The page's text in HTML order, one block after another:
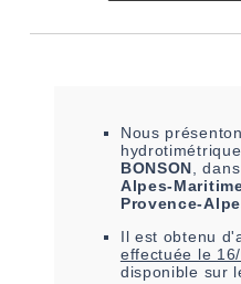
Nous
BONSON ,
Alpes-
Provence-
Il est obtenu
effectuée le
disponible sur